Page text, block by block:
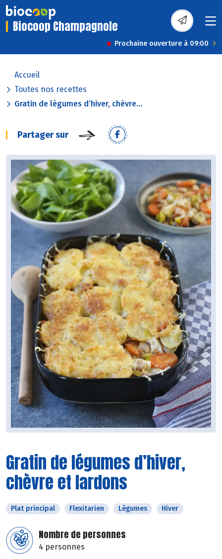
Biocoop Champagnole
Prochaine ouverture à 09:00
Accueil
Toutes nos recettes
Gratin de légumes d’hiver, chèvre...
Partager sur
Gratin de légumes d’hiver,
chèvre et lardons
Plat principal Flexitarien Légumes Hiver
Nombre de personnes
4 personnes